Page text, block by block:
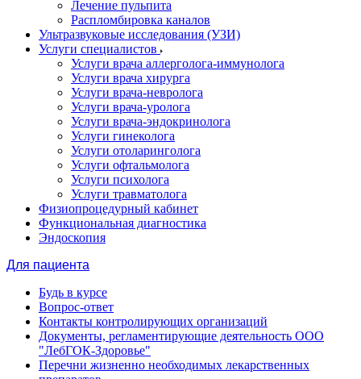
Лечение пульпита
Распломбировка каналов
Ультразвуковые исследования (УЗИ)
Услуги специалистов
Услуги врача аллерголога-иммунолога
Услуги врача хирурга
Услуги врача-невролога
Услуги врача-уролога
Услуги врача-эндокринолога
Услуги гинеколога
Услуги отоларинголога
Услуги офтальмолога
Услуги психолога
Услуги травматолога
Физиопроцедурный кабинет
Функциональная диагностика
Эндоскопия
Для пациента
Будь в курсе
Вопрос-ответ
Контакты контролирующих организаций
Документы, регламентирующие деятельность ООО
"ЛебГОК-Здоровье"
Перечни жизненно необходимых лекарственных